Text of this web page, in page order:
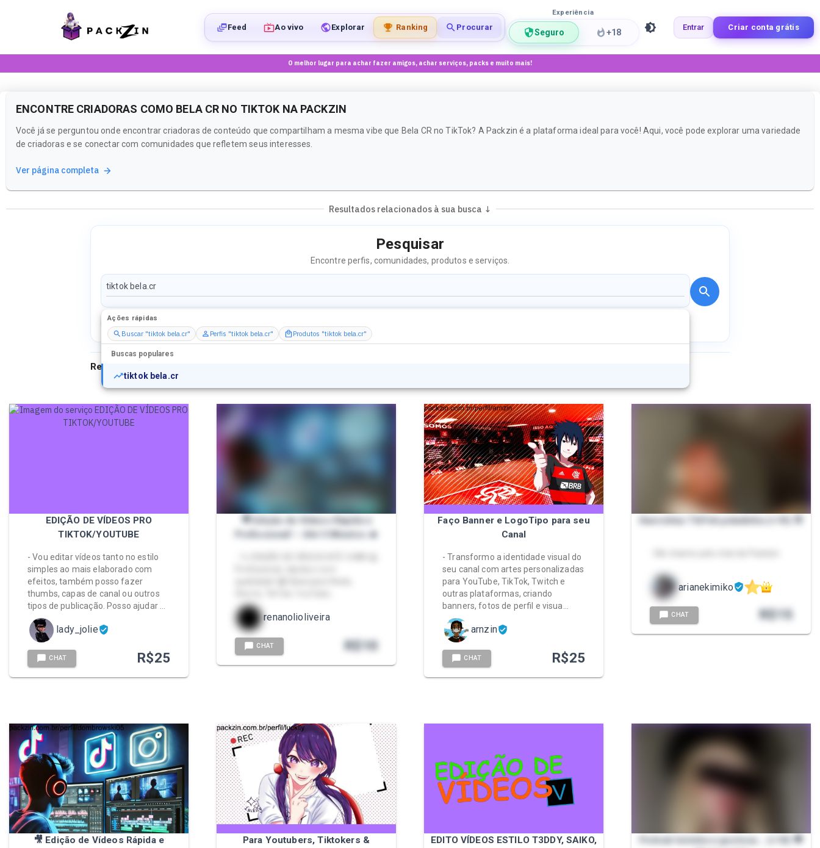
Feed Ao vivo Explorar Ranking Procurar
Experiência
Seguro +18
Entrar Criar conta grátis
O melhor lugar para achar fazer amigos, achar serviços, packs e muito mais!
ENCONTRE CRIADORAS COMO BELA CR NO TIKTOK NA PACKZIN
Você já se perguntou onde encontrar criadoras de conteúdo que compartilham a mesma vibe que Bela CR no TikTok? A Packzin é a plataforma ideal para você! Aqui, você pode explorar uma variedade
de criadoras e se conectar com comunidades que refletem seus interesses.
Ver página completa
Resultados relacionados à sua busca ↓
Pesquisar
Encontre perfis, comunidades, produtos e serviços.
Ações rápidas
Buscar "tiktok bela.cr" Perfis "tiktok bela.cr" Produtos "tiktok bela.cr"
Buscas populares
tiktok bela.cr
Perfis
Resultados para
EDIÇÃO DE VÍDEOS PRO
TIKTOK/YOUTUBE
- Vou editar vídeos tanto no estilo
simples ao mais elaborado com
efeitos, também posso fazer
thumbs, capas de canal ou outros
tipos de publicação. Posso ajudar …
lady_jolie
CHAT R$25
🎥 Edição de Vídeos Rápida e
Profissional! – Até 5 Minutos 🔥
renanolioliveira
CHAT R$10
Faço Banner e LogoTipo para seu
Canal
- Transformo a identidade visual do
seu canal com artes personalizadas
para YouTube, TikTok, Twitch e
outras plataformas, criando
banners, fotos de perfil e visua…
arnzin
CHAT R$25
Dancinhas TikTok peladinha (+18) 🍑
arianekimiko
CHAT R$15
🎥 Edição de Vídeos Rápida e
Para Youtubers, Tiktokers &
EDITO VÍDEOS ESTILO T3DDY, SAIKO,
Policial loirinha e gostosa... (+18) 🖤